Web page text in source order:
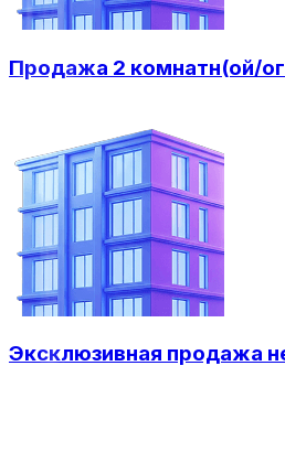
Продажа 2 комнатн(ой/
Эксклюзивная продажа